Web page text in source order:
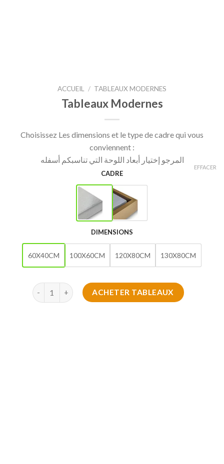
ACCUEIL / TABLEAUX MODERNES
Tableaux Modernes
Choisissez Les dimensions et le type de cadre qui vous
conviennent :
المرجو إختيار أبعاد اللوحة التي تناسبكم أسفله
CADRE
DIMENSIONS
60X40CM 100X60CM 120X80CM 130X80CM
EFFACER
quantité de Tableaux Modernes
ACHETER TABLEAUX